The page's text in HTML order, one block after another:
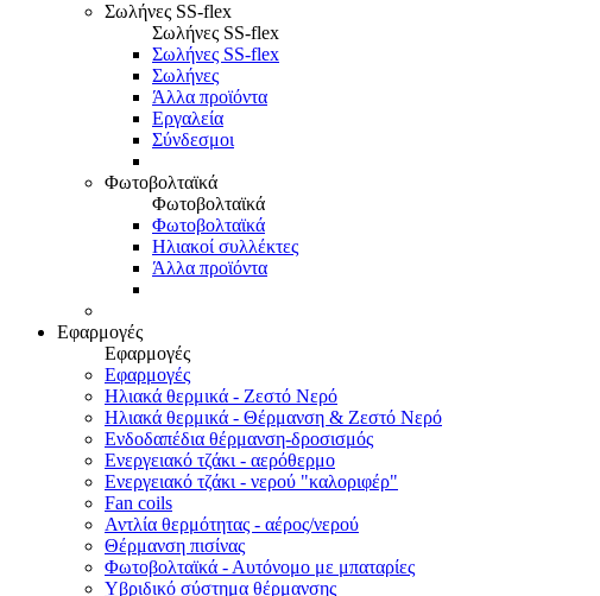
Σωλήνες SS-flex
Σωλήνες SS-flex
Σωλήνες SS-flex
Σωλήνες
Άλλα προϊόντα
Εργαλεία
Σύνδεσμοι
Φωτοβολταϊκά
Φωτοβολταϊκά
Φωτοβολταϊκά
Ηλιακοί συλλέκτες
Άλλα προϊόντα
Εφαρμογές
Εφαρμογές
Εφαρμογές
Ηλιακά θερμικά - Ζεστό Νερό
Ηλιακά θερμικά - Θέρμανση & Ζεστό Νερό
Ενδοδαπέδια θέρμανση-δροσισμός
Ενεργειακό τζάκι - αερόθερμο
Ενεργειακό τζάκι - νερού "καλοριφέρ"
Fan coils
Αντλία θερμότητας - αέρος/νερού
Θέρμανση πισίνας
Φωτοβολταϊκά - Αυτόνομο με μπαταρίες
Υβριδικό σύστημα θέρμανσης